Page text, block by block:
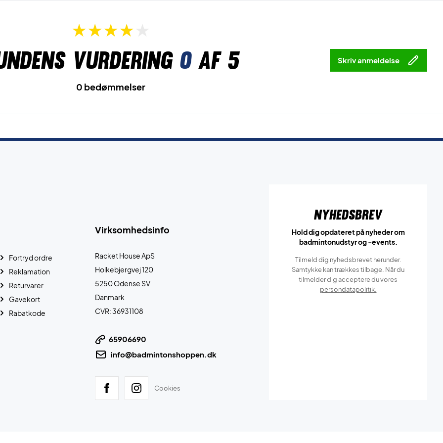
vurdering 0af 5 Skriv anmeldelse
0 bedømmelser
Virksomhedsinfo
Racket House ApS
Holkebjergvej 120
5250 Odense SV
Danmark
CVR: 36931108
65906690
info@badmintonshoppen.dk
Cookies
Fortryd ordre
Reklamation
Returvarer
Gavekort
Rabatkode
Nyhedsbrev
Hold dig opdateret på nyheder om
badmintonudstyr og -events.
Tilmeld dig nyhedsbrevet herunder.
Samtykke kan trækkes tilbage. Når du
tilmelder dig acceptere du vores
persondatapolitik.